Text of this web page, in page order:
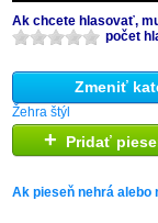
Ak chcete hlasovať,
počet
Zmeniť
Žehra štýl
+ Pridať
Ak pieseň nehrá